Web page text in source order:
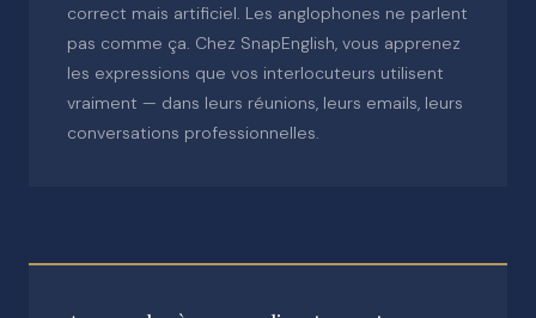
correct mais artificiel. Les anglophones ne parlent
pas comme ça. Chez SnapEnglish, vous apprenez
les expressions que vos interlocuteurs utilisent
vraiment — dans leurs réunions, leurs emails, leurs
conversations professionnelles.